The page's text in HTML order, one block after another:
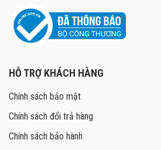
HỖ TRỢ KHÁCH HÀNG
Chính sách bảo mật
Chính sách đổi trả hàng
Chính sách bảo hành